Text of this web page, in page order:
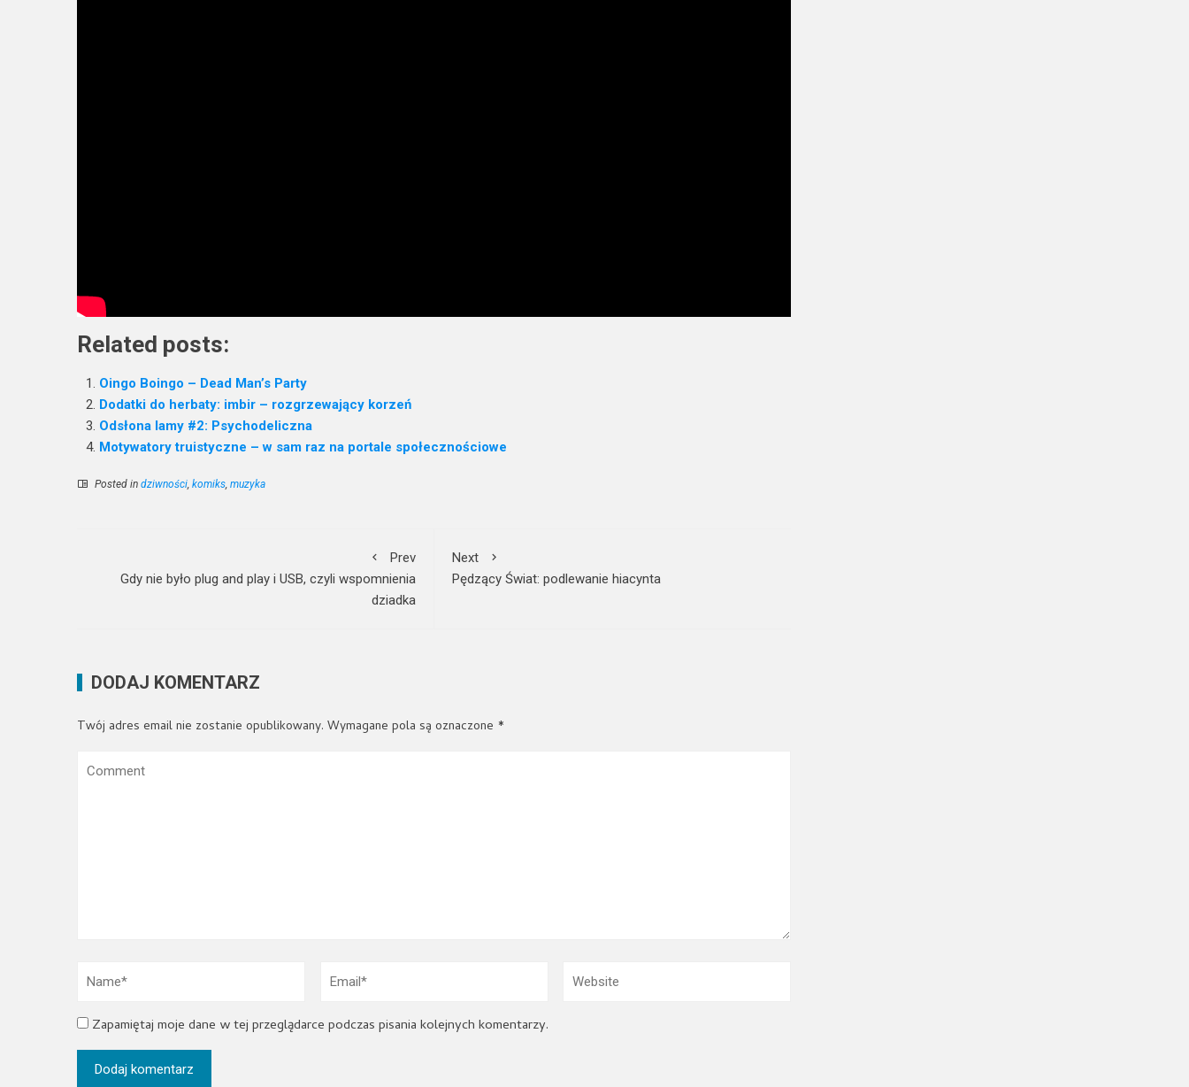
Related posts:
Oingo Boingo – Dead Man’s Party
Dodatki do herbaty: imbir – rozgrzewający korzeń
Odsłona lamy #2: Psychodeliczna
Motywatory truistyczne – w sam raz na portale społecznościowe
Posted in dziwności, komiks, muzyka
Prev
Gdy nie było plug and play i USB, czyli wspomnienia
dziadka
Next
Pędzący Świat: podlewanie hiacynta
DODAJ KOMENTARZ
Twój adres email nie zostanie opublikowany. Wymagane pola są oznaczone *
Zapamiętaj moje dane w tej przeglądarce podczas pisania kolejnych komentarzy.